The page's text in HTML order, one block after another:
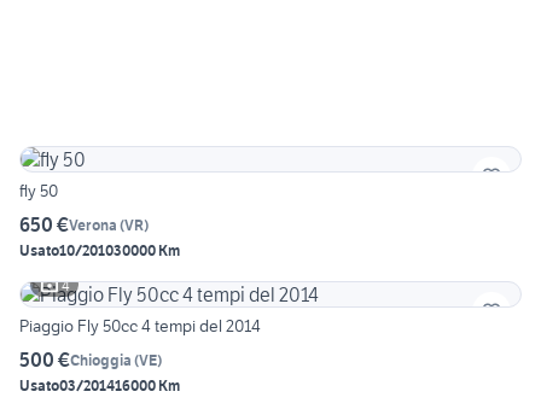
fly 50
650 €Verona (VR)
Usato10/201030000 Km
4
Piaggio Fly 50cc 4 tempi del 2014
500 €Chioggia (VE)
Usato03/201416000 Km